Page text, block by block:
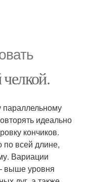
параллельному
идеально
кончиков.
всей длине,
Вариации
выше уровня